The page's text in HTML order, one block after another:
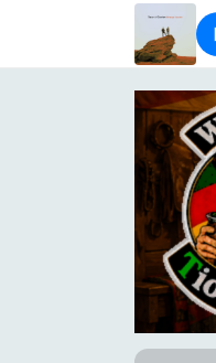
do Tio Prenda com Tio
Rio Grande é Rio Grande